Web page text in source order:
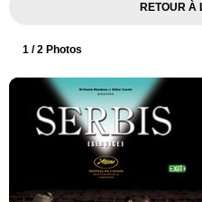
RETOUR À
1 / 2 Photos